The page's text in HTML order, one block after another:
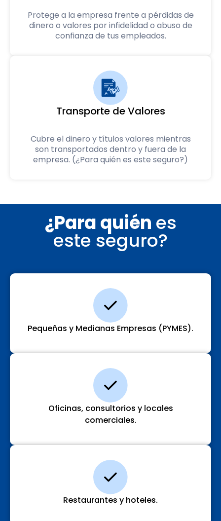
Protege a la empresa frente a pérdidas de
dinero o valores por infidelidad o abuso de
confianza de tus empleados.
Transporte de Valores
Cubre el dinero y títulos valores mientras
son transportados dentro y fuera de la
empresa. (¿Para quién es este seguro?)
¿Para quién es
este seguro?
Pequeñas y Medianas Empresas (PYMES).
Oficinas, consultorios y locales
comerciales.
Restaurantes y hoteles.